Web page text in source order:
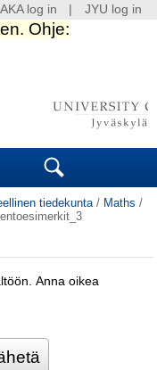
Search
tiedekunta / Maths /
Anna oikea
log in JYU log in